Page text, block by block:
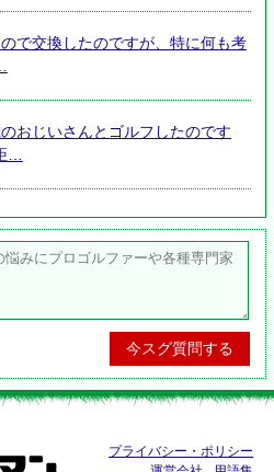
で交換したのですが、特に何も考
おじいさんとゴルフしたのです
…
プライバシー・ポリシー